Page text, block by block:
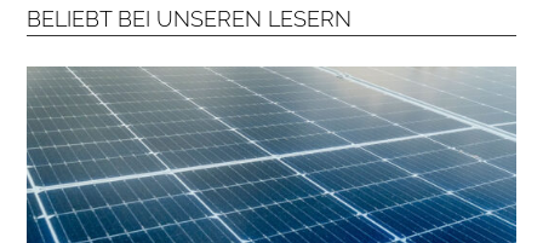
g
i
i
k
r
e
g
i
o
n
e
n
BELIEBT BEI UNSEREN LESERN